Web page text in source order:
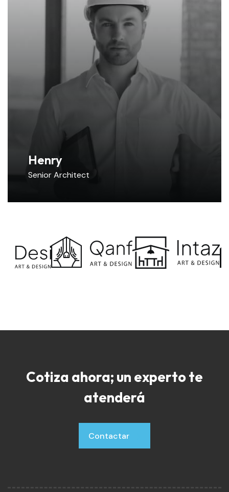
Henry
Senior Architect
Cotiza ahora; un experto te
atenderá
Contactar
Contactar